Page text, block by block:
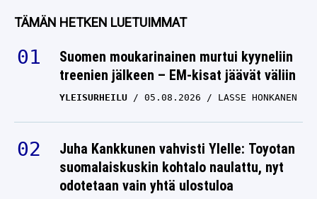
TÄMÄN HETKEN LUETUIMMAT
Suomen moukarinainen murtui kyyneliin
treenien jälkeen – EM-kisat jäävät väliin
YLEISURHEILU 05.08.2026 LASSE HONKANEN
Juha Kankkunen vahvisti Ylelle: Toyotan
suomalaiskuskin kohtalo naulattu, nyt
odotetaan vain yhtä ulostuloa